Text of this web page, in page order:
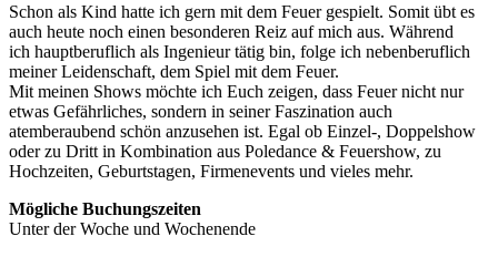
Schon als Kind hatte ich gern mit dem Feuer gespielt. Somit übt es
auch heute noch einen besonderen Reiz auf mich aus. Während
ich hauptberuflich als Ingenieur tätig bin, folge ich nebenberuflich
meiner Leidenschaft, dem Spiel mit dem Feuer.
Mit meinen Shows möchte ich Euch zeigen, dass Feuer nicht nur
etwas Gefährliches, sondern in seiner Faszination auch
atemberaubend schön anzusehen ist. Egal ob Einzel-, Doppelshow
oder zu Dritt in Kombination aus Poledance & Feuershow, zu
Hochzeiten, Geburtstagen, Firmenevents und vieles mehr.
Mögliche Buchungszeiten
Unter der Woche und Wochenende